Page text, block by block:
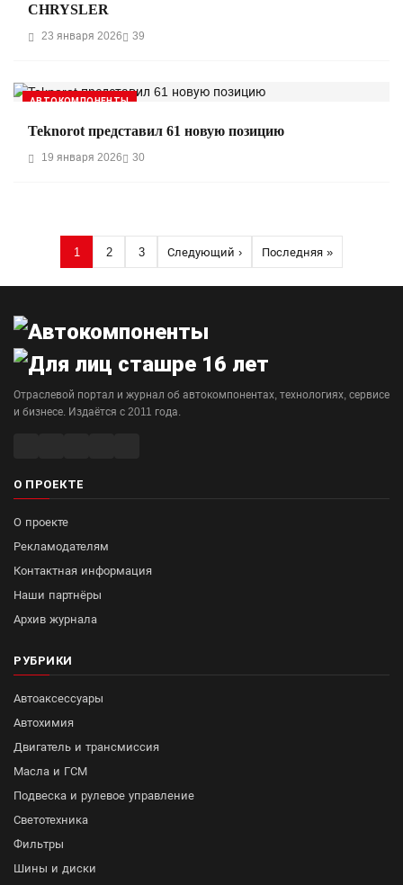
CHRYSLER
23 января 2026 39
АВТОКОМПОНЕНТЫ
Teknorot представил 61 новую позицию
19 января 2026 30
Нумерация страниц
Страница
1
Страница
2
Страница
3
Следующая страница
Следующий ›
Последняя
Последняя »
Отраслевой портал и журнал об автокомпонентах, технологиях, сервисе
и бизнесе. Издаётся с 2011 года.
О ПРОЕКТЕ
О проекте
Рекламодателям
Контактная информация
Наши партнёры
Архив журнала
РУБРИКИ
Автоаксессуары
Автохимия
Двигатель и трансмиссия
Масла и ГСМ
Подвеска и рулевое управление
Светотехника
Фильтры
Шины и диски